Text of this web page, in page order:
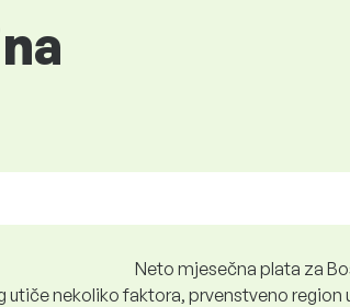
Neto mjesečna plata za
utiče nekoliko faktora, prvenstveno